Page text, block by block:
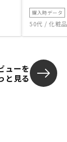
購入時データ
50代 / 化粧
ューを
と見る